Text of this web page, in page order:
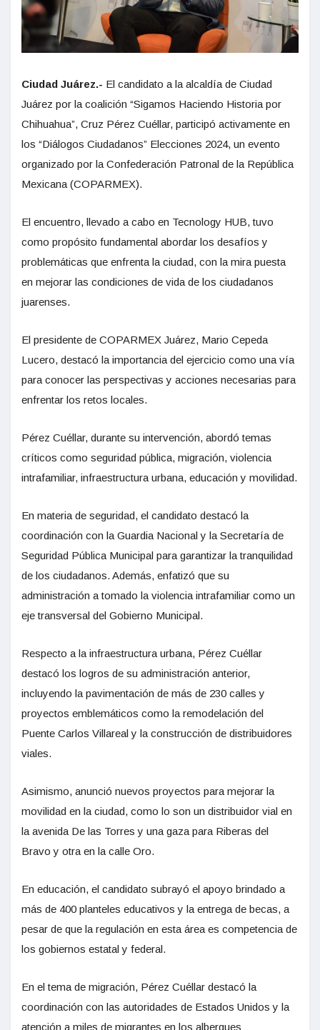
Ciudad Juárez.- El candidato a la alcaldía de Ciudad
Juárez por la coalición “Sigamos Haciendo Historia por
Chihuahua”, Cruz Pérez Cuéllar, participó activamente en
los “Diálogos Ciudadanos” Elecciones 2024, un evento
organizado por la Confederación Patronal de la República
Mexicana (COPARMEX).
El encuentro, llevado a cabo en Tecnology HUB, tuvo
como propósito fundamental abordar los desafíos y
problemáticas que enfrenta la ciudad, con la mira puesta
en mejorar las condiciones de vida de los ciudadanos
juarenses.
El presidente de COPARMEX Juárez, Mario Cepeda
Lucero, destacó la importancia del ejercicio como una vía
para conocer las perspectivas y acciones necesarias para
enfrentar los retos locales.
Pérez Cuéllar, durante su intervención, abordó temas
críticos como seguridad pública, migración, violencia
intrafamiliar, infraestructura urbana, educación y movilidad.
En materia de seguridad, el candidato destacó la
coordinación con la Guardia Nacional y la Secretaría de
Seguridad Pública Municipal para garantizar la tranquilidad
de los ciudadanos. Además, enfatizó que su
administración a tomado la violencia intrafamiliar como un
eje transversal del Gobierno Municipal.
Respecto a la infraestructura urbana, Pérez Cuéllar
destacó los logros de su administración anterior,
incluyendo la pavimentación de más de 230 calles y
proyectos emblemáticos como la remodelación del
Puente Carlos Villareal y la construcción de distribuidores
viales.
Asimismo, anunció nuevos proyectos para mejorar la
movilidad en la ciudad, como lo son un distribuidor vial en
la avenida De las Torres y una gaza para Riberas del
Bravo y otra en la calle Oro.
En educación, el candidato subrayó el apoyo brindado a
más de 400 planteles educativos y la entrega de becas, a
pesar de que la regulación en esta área es competencia de
los gobiernos estatal y federal.
En el tema de migración, Pérez Cuéllar destacó la
coordinación con las autoridades de Estados Unidos y la
atención a miles de migrantes en los albergues